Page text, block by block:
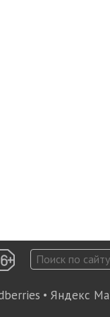
• Яндекс